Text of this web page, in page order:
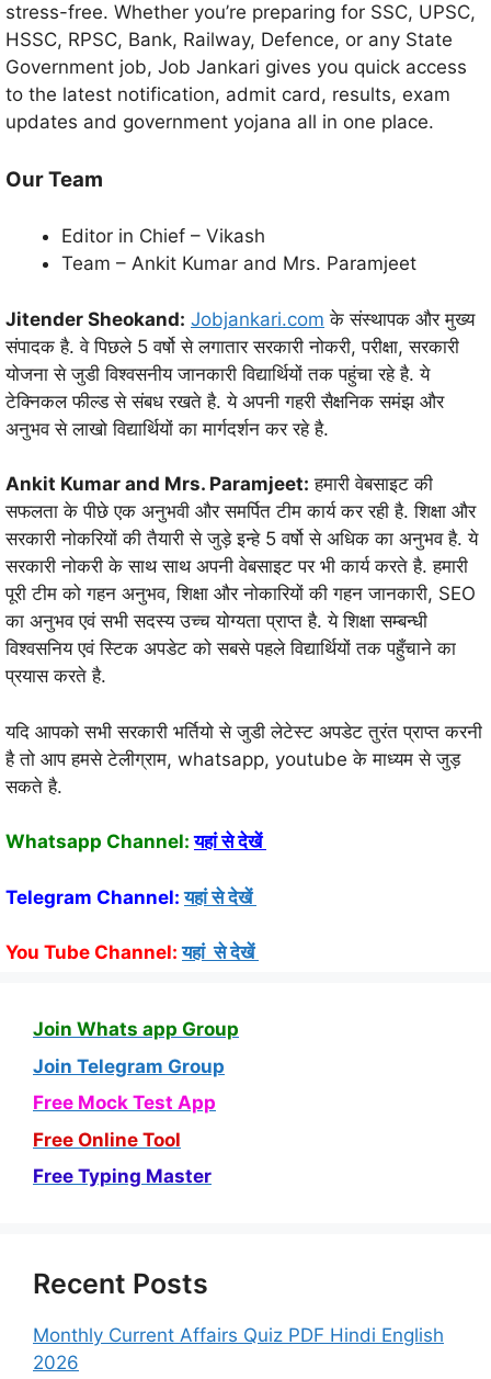
stress-free. Whether you’re preparing for SSC, UPSC,
HSSC, RPSC, Bank, Railway, Defence, or any State
Government job, Job Jankari gives you quick access
to the latest notification, admit card, results, exam
updates and government yojana all in one place.
Our Team
Editor in Chief – Vikash
Team – Ankit Kumar and Mrs. Paramjeet
Jitender Sheokand: Jobjankari.com के संस्थापक और मुख्य
संपादक है. वे पिछले 5 वर्षो से लगातार सरकारी नोकरी, परीक्षा, सरकारी
योजना से जुडी विश्वसनीय जानकारी विद्यार्थियों तक पहुंचा रहे है. ये
टेक्निकल फील्ड से संबध रखते है. ये अपनी गहरी सैक्षनिक समंझ और
अनुभव से लाखो विद्यार्थियों का मार्गदर्शन कर रहे है.
Ankit Kumar and Mrs. Paramjeet: हमारी वेबसाइट की
सफलता के पीछे एक अनुभवी और समर्पित टीम कार्य कर रही है. शिक्षा और
सरकारी नोकरियों की तैयारी से जुड़े इन्हे 5 वर्षो से अधिक का अनुभव है. ये
सरकारी नोकरी के साथ साथ अपनी वेबसाइट पर भी कार्य करते है. हमारी
पूरी टीम को गहन अनुभव, शिक्षा और नोकारियों की गहन जानकारी, SEO
का अनुभव एवं सभी सदस्य उच्च योग्यता प्राप्त है. ये शिक्षा सम्बन्धी
विश्वसनिय एवं स्टिक अपडेट को सबसे पहले विद्यार्थियों तक पहुँचाने का
प्रयास करते है.
यदि आपको सभी सरकारी भर्तियो से जुडी लेटेस्ट अपडेट तुरंत प्राप्त करनी
है तो आप हमसे टेलीग्राम, whatsapp, youtube के माध्यम से जुड़
सकते है.
Whatsapp Channel:यहां से देखें
Telegram Channel:यहां से देखें
You Tube Channel:यहां से देखें
Join Whats app Group
Join Telegram Group
Free Mock Test App
Free Online Tool
Free Typing Master
Recent Posts
Monthly Current Affairs Quiz PDF Hindi English
2026